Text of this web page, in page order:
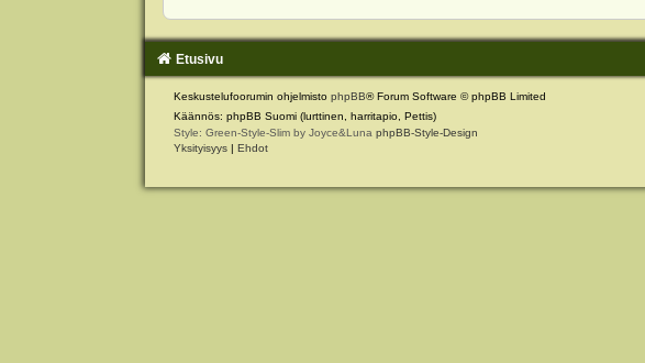
Etusivu
Keskustelufoorumin ohjelmisto phpBB® Forum Software © phpBB Limited
Käännös: phpBB Suomi (lurttinen, harritapio, Pettis)
Style: Green-Style-Slim by Joyce&Luna phpBB-Style-Design
Yksityisyys | Ehdot